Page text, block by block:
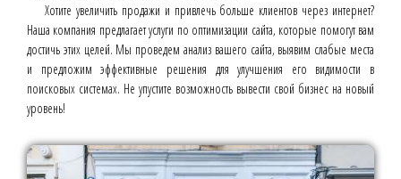
Хотите увеличить продажи и привлечь больше клиентов через интернет?
Наша компания предлагает услуги по оптимизации сайта, которые помогут вам
достичь этих целей. Мы проведем анализ вашего сайта, выявим слабые места
и предложим эффективные решения для улучшения его видимости в
поисковых системах. Не упустите возможность вывести свой бизнес на новый
уровень!